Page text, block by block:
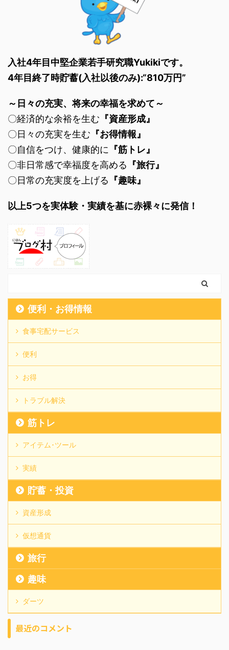
入社4年目中堅企業若手研究職Yukikiです。
4年目終了時貯蓄(入社以後のみ):“810万円”
～日々の充実、将来の幸福を求めて～
〇経済的な余裕を生む 『資産形成』
〇日々の充実を生む 『お得情報』
〇自信をつけ、健康的に 『筋トレ』
〇非日常感で幸福度を高める 『旅行』
〇日常の充実度を上げる 『趣味』
以上5つを実体験・実績を基に赤裸々に発信！
便利・お得情報
食事宅配サービス
便利
お得
トラブル解決
筋トレ
アイテム･ツール
実績
貯蓄・投資
資産形成
仮想通貨
旅行
趣味
ダーツ
最近のコメント